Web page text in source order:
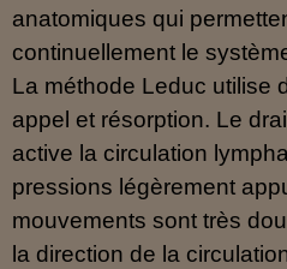
anatomiques qui
continuellement le
La méthode Leduc utilise
appel et résorption. Le
active la circulation
pressions légèrement
mouvements sont très
la direction de la